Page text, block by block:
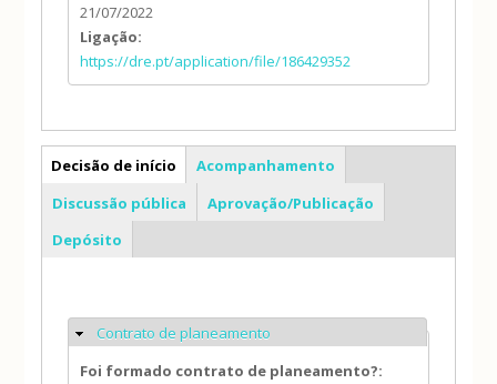
21/07/2022
Ligação:
https://dre.pt/application/file/186429352
PP
Decisão de início
Acompanhamento
Discussão pública
Aprovação/Publicação
Depósito
Ocultar
Contrato de planeamento
Foi formado contrato de planeamento?: